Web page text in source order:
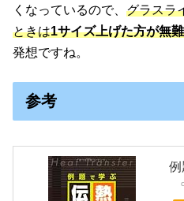
くなっているので、 グラスラ
ときは1サイズ上げた方が無難
発想ですね。
参考
例